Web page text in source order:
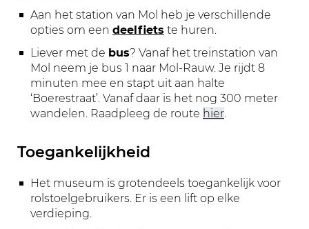
Aan het station van Mol heb je verschillende
opties om een deelfiets te huren.
Liever met de bus? Vanaf het treinstation van
Mol neem je bus 1 naar Mol-Rauw. Je rijdt 8
minuten mee en stapt uit aan halte
‘Boerestraat’. Vanaf daar is het nog 300 meter
wandelen. Raadpleeg de route hier.
Toegankelijkheid
Het museum is grotendeels toegankelijk voor
rolstoelgebruikers. Er is een lift op elke
verdieping.